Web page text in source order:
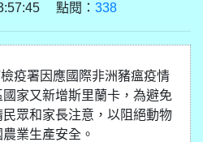
點閱： 338
疫署因應國際非洲豬瘟疫情
家又新增斯里蘭卡，為避免
眾和家長注意，以阻絕動物
業生產安全。